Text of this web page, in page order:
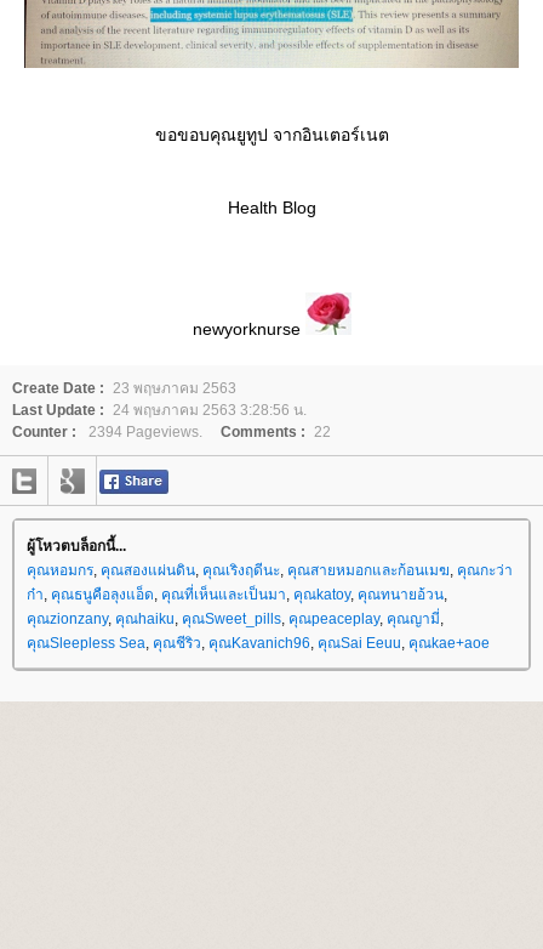
ขอขอบคุณยูทูป จากอินเตอร์เนต
Health Blog
newyorknurse
Create Date : 23 พฤษภาคม 2563
Last Update : 24 พฤษภาคม 2563 3:28:56 น.
Counter :
2394 Pageviews. Comments : 22
ผู้โหวตบล็อกนี้...
คุณหอมกร, คุณสองแผ่นดิน, คุณเริงฤดีนะ, คุณสายหมอกและก้อนเมฆ, คุณกะว่า
ก๋า, คุณธนูคือลุงแอ็ด, คุณที่เห็นและเป็นมา, คุณkatoy, คุณทนายอ้วน,
คุณzionzany, คุณhaiku, คุณSweet_pills, คุณpeaceplay, คุณญามี่,
คุณSleepless Sea, คุณชีริว, คุณKavanich96, คุณSai Eeuu, คุณkae+aoe